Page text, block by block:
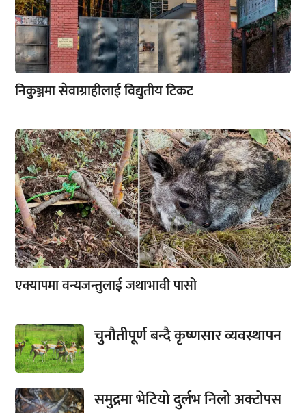
निकुञ्जमा सेवाग्राहीलाई विद्युतीय टिकट
एक्यापमा वन्यजन्तुलाई जथाभावी पासो
चुनौतीपूर्ण बन्दै कृष्णसार व्यवस्थापन
समुद्रमा भेटियो दुर्लभ निलो अक्टोपस